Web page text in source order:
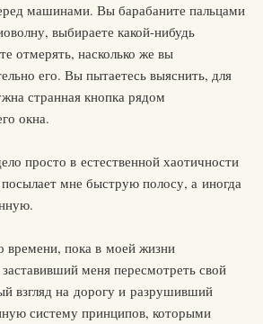
машинами. Вы барабаните пальцами
выбираете какой-нибудь
отмерять, насколько же вы
его. Вы пытаетесь выяснить, для
странная кнопка рядом
окна.
просто в естественной хаотичности
мне быструю полосу, а иногда
времени, пока в моей жизни
меня пересмотреть свой
взгляд на дорогу и разрушивший
систему принципов, которыми